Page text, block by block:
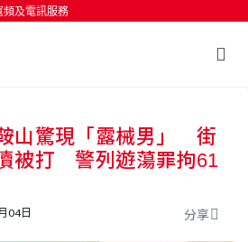
頻及電訊服務
按輸入鍵開始搜尋
山驚現「露械男」 街
被打 警列遊蕩罪拘61
04日 分享